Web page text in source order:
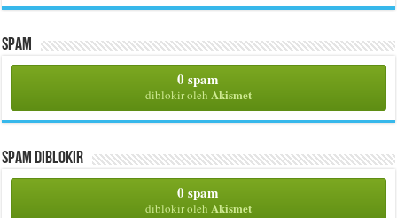
Spam
0 spam
diblokir oleh Akismet
Spam Diblokir
0 spam
diblokir oleh Akismet